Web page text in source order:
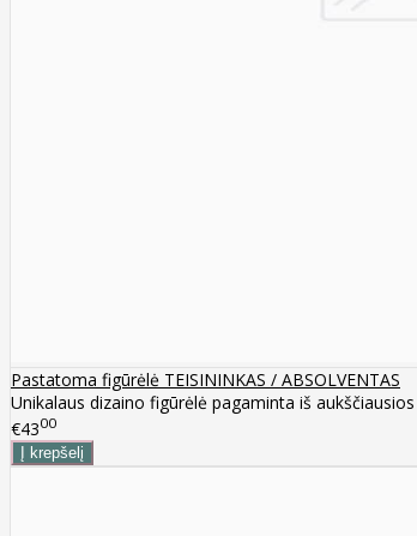
Pastatoma figūrėlė TEISININKAS / ABSOLVENTAS
Unikalaus dizaino figūrėlė pagaminta iš
€4300